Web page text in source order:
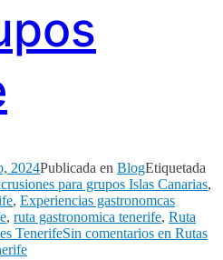
2024Publicada en BlogEtiquetada
para grupos Islas Canarias,
, Experiencias gastronomcas
, ruta gastronomica tenerife, Ruta
TenerifeSin comentarios en Rutas